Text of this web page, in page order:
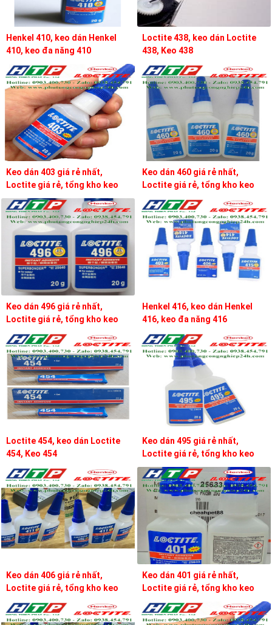
Henkel 410, keo dán Henkel
410, keo đa năng 410
Loctite 438, keo dán Loctite
438, Keo 438
Keo dán 403 giá rẻ nhất,
Loctite giá rẻ, tổng kho keo
loctite
Keo dán 460 giá rẻ nhất,
Loctite giá rẻ, tổng kho keo
loctite
Keo dán 496 giá rẻ nhất,
Loctite giá rẻ, tổng kho keo
loctite
Henkel 416, keo dán Henkel
416, keo đa năng 416
Loctite 454, keo dán Loctite
454, Keo 454
Keo dán 495 giá rẻ nhất,
Loctite giá rẻ, tổng kho keo
loctite
Keo dán 406 giá rẻ nhất,
Loctite giá rẻ, tổng kho keo
loctite
Keo dán 401 giá rẻ nhất,
Loctite giá rẻ, tổng kho keo
loctite